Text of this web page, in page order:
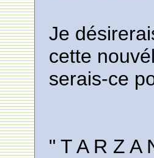
Je
cette
serais-ce
" T A R Z A